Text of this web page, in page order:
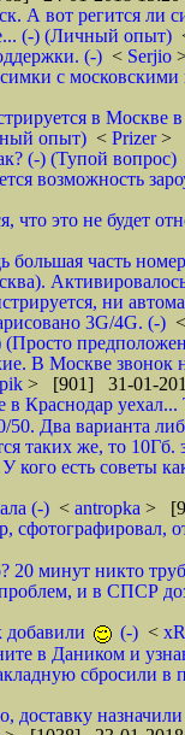
А вот регится
(-) (Личный опыт)
(-) < Serjio
с
в Москве
опыт) < Prizer>
(-) (Тупой вопрос)
возможность
что это не будет
большая часть
ни
3G/4G. (-)
В Москве звонок
> [901] 31-01-
в Краснодар
50. Два варианта
таких же, то
кого есть советы
(-) < antropka >
20 минут никто
и в СПСР
(-) <
в Даником и
сбросили